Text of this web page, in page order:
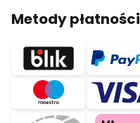
Metody płatności